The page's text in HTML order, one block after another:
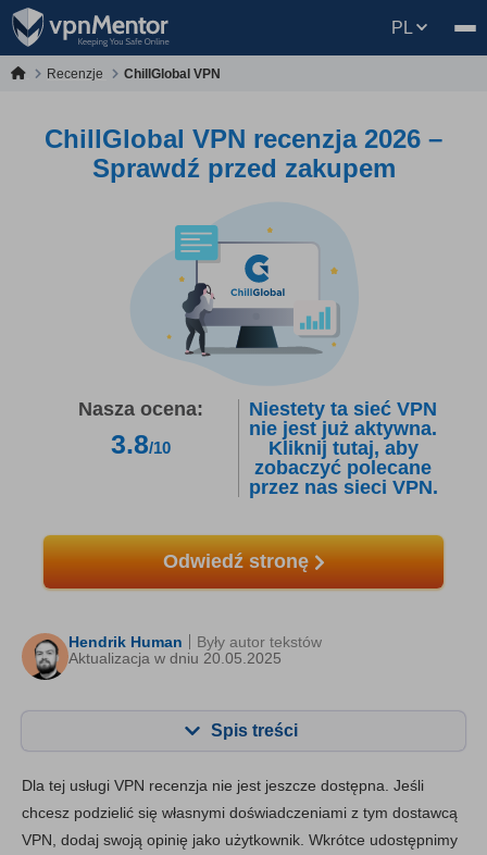
PL
Recenzje ChillGlobal VPN
ChillGlobal VPN recenzja 2026 –
Sprawdź przed zakupem
Nasza ocena:
3.8/10
Niestety ta sieć VPN
nie jest już aktywna.
Kliknij tutaj, aby
zobaczyć polecane
przez nas sieci VPN.
Odwiedź stronę
Hendrik Human
Aktualizacja w dniu 20.05.2025
Były autor tekstów
Spis treści
Najważniejsze funkcje 8.4
Instalacja i aplikacje 8.3
Dla tej usługi VPN recenzja nie jest jeszcze dostępna. Jeśli
chcesz podzielić się własnymi doświadczeniami z tym dostawcą
VPN, dodaj swoją opinię jako użytkownik. Wkrótce udostępnimy